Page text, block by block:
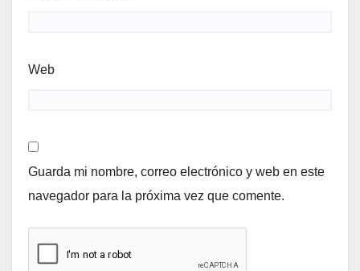
Web
Guarda mi nombre, correo electrónico y web en este
navegador para la próxima vez que comente.